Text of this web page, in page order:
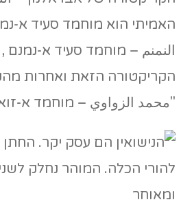
האמיתי הוא מוחמד סעיד א-
النمنم – מוחמד סעיד א-
הקריקטורה הזאת ואחרות
"محمد الزواوي – מוחמד א-